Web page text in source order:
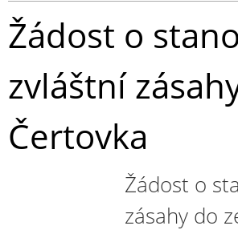
Žádost o
zvláštní
Čertovka
Žádost o
zásahy do